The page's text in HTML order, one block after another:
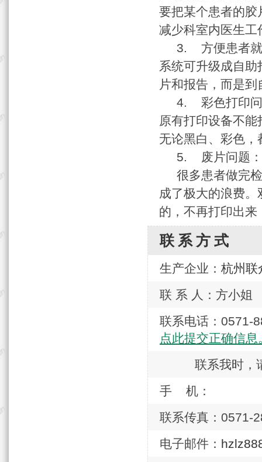
要把某个患者的胶
减少科室内医生工
3. 方便患者就
系统可升级成自
片和报告，而是
4. 彩色打印问
原有打印设备不
无论黑白、彩色
5. 废片问题：
很多患者做完检
成了极大的浪费
的，不再打印出
联系方式
生产企业： 杭州联
联 系 人：方小姐
联系电话：
点此提交正确信息
联系我时，
手 机：
联系传真：0571-
电子邮件：